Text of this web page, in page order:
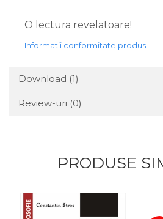
O lectura revelatoare!
Informatii conformitate produs
Download (1)
Review-uri (0)
PRODUSE